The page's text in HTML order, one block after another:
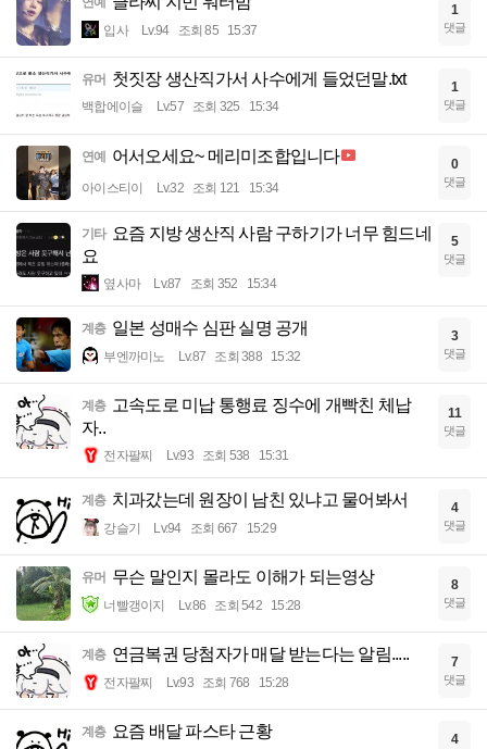
입사 Lv.94 조회 85 15:37
1
댓글
유머 첫짓장 생산직가서 사수에게 들었던말.txt
백합에이슬 Lv.57 조회 325 15:34
1
댓글
연예 어서오세요~ 메리미조합입니다
아이스티이 Lv.32 조회 121 15:34
0
댓글
기타 요즘 지방 생산직 사람 구하기가 너무 힘드네
요
옆사마 Lv.87 조회 352 15:34
5
댓글
계층 일본 성매수 심판 실명 공개
부엔까미노 Lv.87 조회 388 15:32
3
댓글
계층 고속도로 미납 통행료 징수에 개빡친 체납
자..
전자팔찌 Lv.93 조회 538 15:31
11
댓글
계층 치과갔는데 원장이 남친 있냐고 물어봐서
강슬기 Lv.94 조회 667 15:29
4
댓글
유머 무슨 말인지 몰라도 이해가 되는영상
너빨갱이지 Lv.86 조회 542 15:28
8
댓글
계층 연금복권 당첨자가 매달 받는다는 알림.....
전자팔찌 Lv.93 조회 768 15:28
7
댓글
계층 요즘 배달 파스타 근황 4